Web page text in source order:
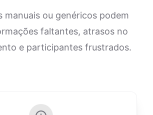
manuais ou genéricos podem
faltantes, atrasos no
e participantes frustrados.